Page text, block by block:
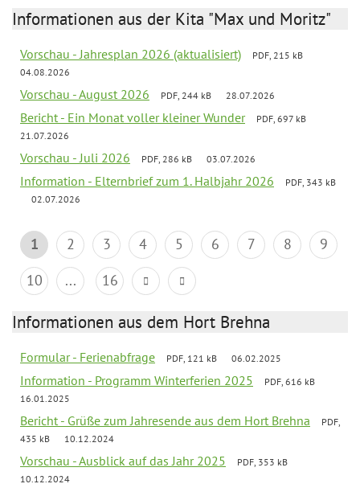
Informationen aus der Kita "Max und Moritz"
Vorschau - Jahresplan 2026 (aktualisiert)
PDF, 215 kB
04.08.2026
Vorschau - August 2026 PDF, 244 kB 28.07.2026
Bericht - Ein Monat voller kleiner Wunder
PDF, 697 kB
21.07.2026
Vorschau - Juli 2026 PDF, 286 kB 03.07.2026
Information - Elternbrief zum 1. Halbjahr 2026
PDF, 343 kB
02.07.2026
1 2 3 4 5 6 7 8
9
10
... 16
Informationen aus dem Hort Brehna
Formular - Ferienabfrage PDF, 121 kB 06.02.2025
Information - Programm Winterferien 2025
PDF, 616 kB
16.01.2025
Bericht - Grüße zum Jahresende aus dem Hort Brehna
PDF,
435 kB
10.12.2024
Vorschau - Ausblick auf das Jahr 2025
PDF, 353 kB
10.12.2024